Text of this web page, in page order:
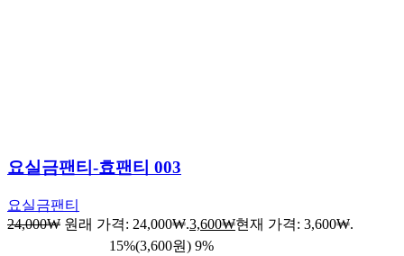
요실금팬티-효팬티 003
요실금팬티
24,000₩ 원래 가격: 24,000₩.3,600₩현재 가격: 3,600₩.
15%(3,600원) 9%